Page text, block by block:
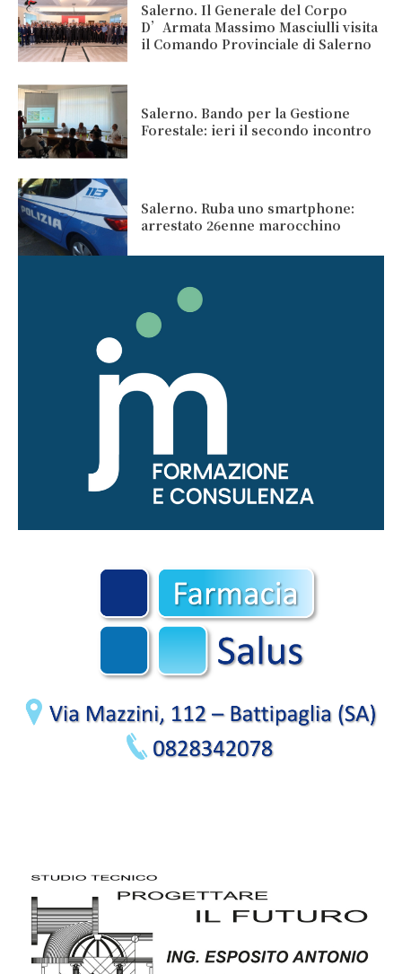
Salerno. Il Generale del Corpo
D’Armata Massimo Masciulli visita
il Comando Provinciale di Salerno
Salerno. Bando per la Gestione
Forestale: ieri il secondo incontro
Salerno. Ruba uno smartphone:
arrestato 26enne marocchino